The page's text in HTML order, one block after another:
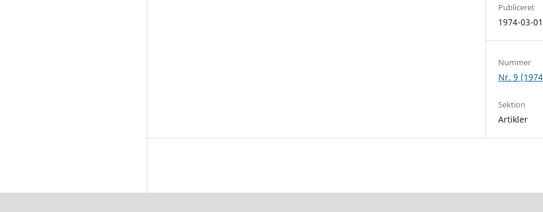
Publiceret
1974-03-01
Nummer
Nr. 9
Sektion
Artikler